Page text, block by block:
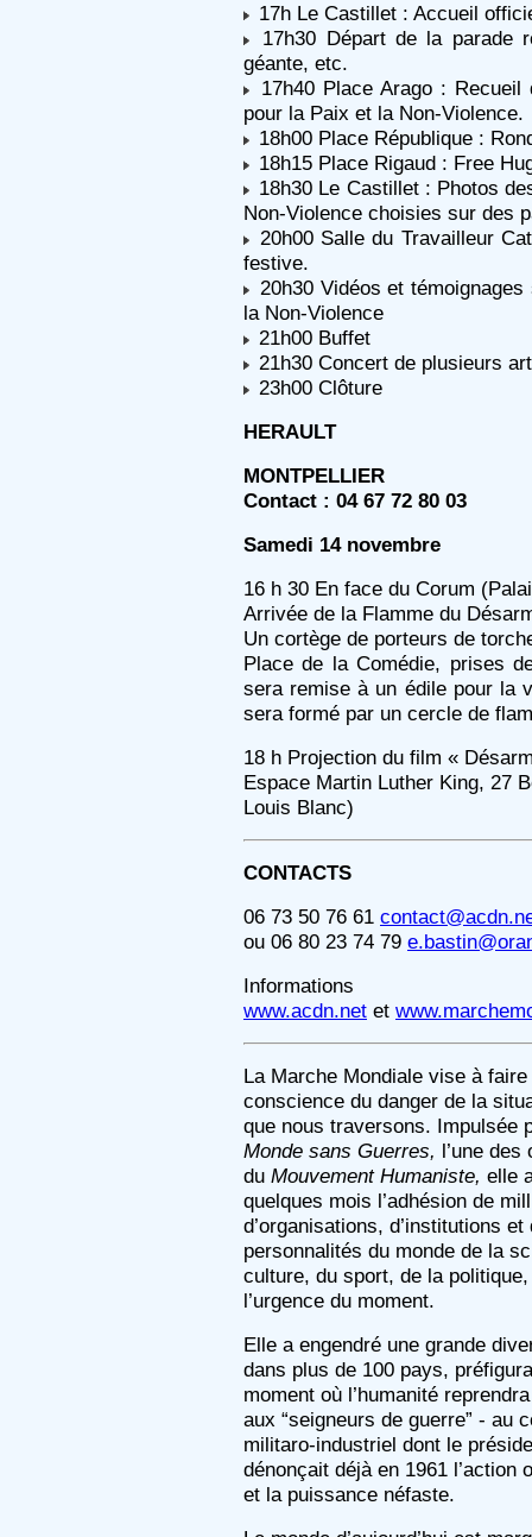
17h Le Castillet : Accueil
17h30 Départ de la parade
géante, etc.
17h40 Place Arago :
pour la Paix et la Non-Violence.
18h00 Place République :
18h15 Place Rigaud : Free
18h30 Le Castillet : Photos
Non-Violence choisies sur des
20h00 Salle du Travailleur
festive.
20h30 Vidéos et
la Non-Violence
21h00 Buffet
21h30 Concert de plusieurs
23h00 Clôture
HERAULT
MONTPELLIER
Contact : 04 67 72 80 03
Samedi 14 novembre
16 h 30 En face du Corum
Arrivée de la Flamme du
Un cortège de porteurs de
Place de la Comédie, prises
sera remise à un édile pour la
sera formé par un cercle de
18 h Projection du film «
Espace Martin Luther King, 27
Louis Blanc)
CONTACTS
06 73 50 76 61
ou 06 80 23 74 79
Informations
www.acdn.net et
La Marche Mondiale vise à
conscience du danger de la
que nous traversons. Impulsée
Monde sans Guerres, l’une des
du Mouvement Humaniste, elle
quelques mois l’adhésion de
d’organisations, d’institutions et
personnalités du monde de la
culture, du sport, de la
l’urgence du moment.
Elle a engendré une grande
dans plus de 100 pays,
moment où l’humanité
aux “seigneurs de guerre” - au
militaro-industriel dont le
dénonçait déjà en 1961 l’action
et la puissance néfaste.